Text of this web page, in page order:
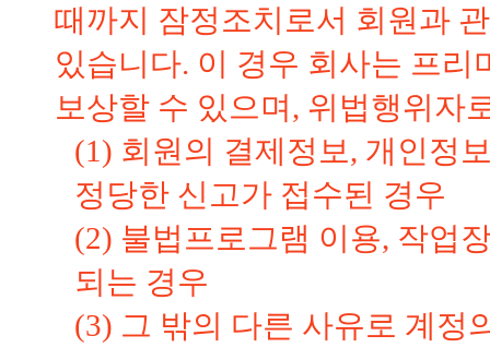
때까지 잠정조치로서 회원과
있습니다. 이 경우 회사는 프
보상할 수 있으며, 위법행위자
(1) 회원의 결제정보, 개인정
정당한 신고가 접수된 경우
(2) 불법프로그램 이용, 작업
되는 경우
(3) 그 밖의 다른 사유로 계정